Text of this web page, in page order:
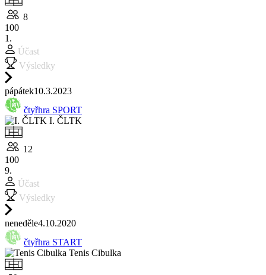
8
100
1.
Účast
Výsledky
pápátek10.3.2023
čtyřhra SPORT
I. ČLTK
12
100
9.
Účast
Výsledky
neneděle4.10.2020
čtyřhra START
Tenis Cibulka